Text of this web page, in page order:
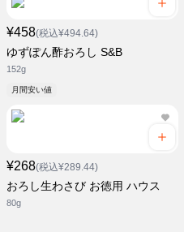
¥458(税込¥494.64)
ゆずぽん酢おろし S&B
152g
月間安い値
¥268(税込¥289.44)
おろし生わさび お徳用 ハウス
80g